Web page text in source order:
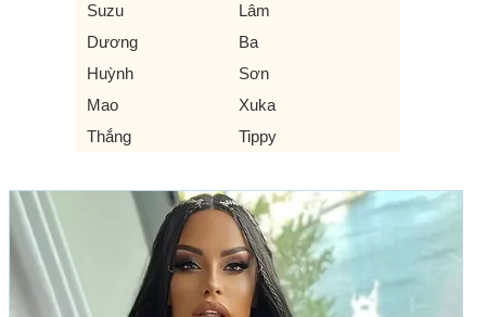
Suzu
Lâm
Dương
Ba
Huỳnh
Sơn
Mao
Xuka
Thắng
Tippy